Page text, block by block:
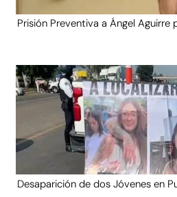
Prisión Preventiva a Ángel Aguirre
Desaparición de dos Jóvenes en